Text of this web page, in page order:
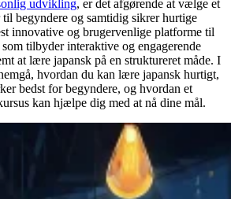
udvikling, er det afgørende at vælge et
til begyndere og samtidig sikrer hurtige
innovative og brugervenlige platforme til
som tilbyder interaktive og engagerende
at lære japansk på en struktureret måde. I
hvordan du kan lære japansk hurtigt,
bedst for begyndere, og hvordan et
kan hjælpe dig med at nå dine mål.